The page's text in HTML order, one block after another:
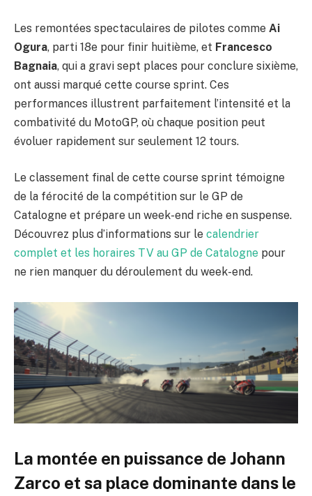
Les remontées spectaculaires de pilotes comme Ai
Ogura, parti 18e pour finir huitième, et Francesco
Bagnaia, qui a gravi sept places pour conclure sixième,
ont aussi marqué cette course sprint. Ces
performances illustrent parfaitement l’intensité et la
combativité du MotoGP, où chaque position peut
évoluer rapidement sur seulement 12 tours.
Le classement final de cette course sprint témoigne
de la férocité de la compétition sur le GP de
Catalogne et prépare un week-end riche en suspense.
Découvrez plus d’informations sur le calendrier
complet et les horaires TV au GP de Catalogne pour
ne rien manquer du déroulement du week-end.
La montée en puissance de Johann
Zarco et sa place dominante dans le